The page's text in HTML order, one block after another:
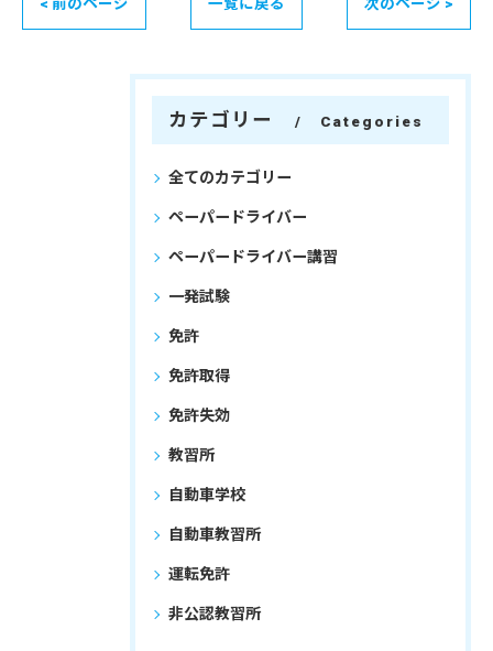
カテゴリー Categories
全てのカテゴリー
ペーパードライバー
ペーパードライバー講習
一発試験
免許
免許取得
免許失効
教習所
自動車学校
自動車教習所
運転免許
非公認教習所